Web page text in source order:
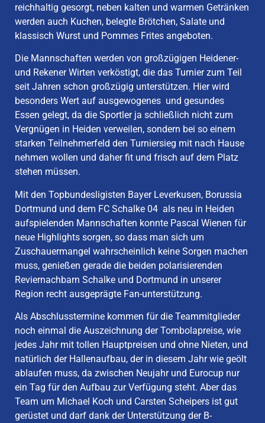
reichhaltig gesorgt, neben kalten und warmen Getränken
werden auch Kuchen, belegte Brötchen, Salate und
klassisch Wurst und Pommes Frites angeboten.
Die Mannschaften werden von großzügigen Heidener-
und Rekener Wirten verköstigt, die das Turnier zum Teil
seit Jahren schon großzügig unterstützen. Hier wird
besonders Wert auf ausgewogenes und gesundes
Essen gelegt, da die Sportler ja schließlich nicht zum
Vergnügen in Heiden verweilen, sondern bei so einem
starken Teilnehmerfeld den Turniersieg mit nach Hause
nehmen wollen und daher fit und frisch auf dem Platz
stehen müssen.
Mit den Topbundesligisten Bayer Leverkusen, Borussia
Dortmund und dem FC Schalke 04 als neu in Heiden
aufspielenden Mannschaften konnte Pascal Wienen für
neue Highlights sorgen, so dass man sich um
Zuschauermangel wahrscheinlich keine Sorgen machen
muss, genießen gerade die beiden polarisierenden
Reviernachbarn Schalke und Dortmund in unserer
Region recht ausgeprägte Fan-unterstützung.
Als Abschlusstermine kommen für die Teammitglieder
noch einmal die Auszeichnung der Tombolapreise, wie
jedes Jahr mit tollen Hauptpreisen und ohne Nieten, und
natürlich der Hallenaufbau, der in diesem Jahr wie geölt
ablaufen muss, da zwischen Neujahr und Eurocup nur
ein Tag für den Aufbau zur Verfügung steht. Aber das
Team um Michael Koch und Carsten Scheipers ist gut
gerüstet und darf dank der Unterstützung der B-